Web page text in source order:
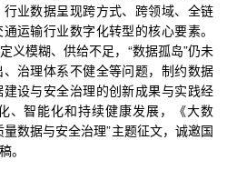
业数据呈现跨方式、跨领域、全链
运输行业数字化转型的核心要素。
义模糊、供给不足，“数据孤岛”仍未
治理体系不健全等问题，制约数据
设与安全治理的创新成果与实践经
、智能化和持续健康发展，《大数
数据与安全治理”主题征文，诚邀国
。